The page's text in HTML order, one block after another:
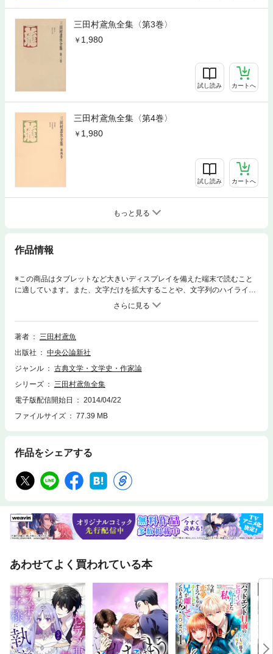
三田村鳶魚全集〈第3巻〉
1,980
試し読み カートへ
三田村鳶魚全集〈第4巻〉
1,980
試し読み カートへ
もっと見る
作品情報
※この商品はタブレットなど大きいディスプレイを備えた端末で読むこと
に適しています。また、文字だけを拡大することや、文字列のハイライ
ト、検索、辞書の参照、引用などの機能が使用できません。加賀騒動 幕
著者
三田村鳶魚
出版社
中央公論新社
ジャンル
古典文学・文学史・作家論
シリーズ
三田村鳶魚全集
電子版配信開始日
2014/04/22
ファイルサイズ
77.39 MB
作品をシェアする
あわせてよく買われている本